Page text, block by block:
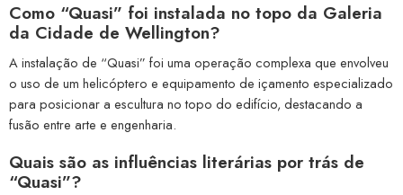
Como “Quasi” foi instalada no topo da Galeria
da Cidade de Wellington?
A instalação de “Quasi” foi uma operação complexa que envolveu
o uso de um helicóptero e equipamento de içamento especializado
para posicionar a escultura no topo do edifício, destacando a
fusão entre arte e engenharia.
Quais são as influências literárias por trás de
“Quasi”?